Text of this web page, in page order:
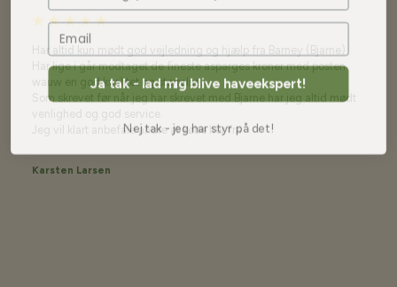
Har altid kun mødt god vejledning og hjælp fra Barney (Bjarne)
Har lige i går modtaget de fineste asparges kroner med posten
wauw en god kvalitet og størrelse.
Som skrevet før når jeg har skrevet med Bjarne har jeg altid mødt
venlighed og god service.
Jeg vil klart anbefale andre at købe her fra
Karsten Larsen
Ja tak - lad mig blive haveekspert!
Nej tak - jeg har styr på det!